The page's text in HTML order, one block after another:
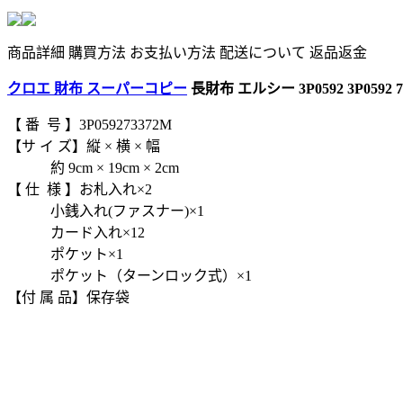
商品詳細 購買方法 お支払い方法 配送について 返品返金
クロエ 財布 スーパーコピー 長財布 エルシー 3P0592 3P0592
【 番 号 】3P059273372M
【サ イ ズ】縦 × 横 × 幅
約 9cm × 19cm × 2cm
【 仕 様 】お札入れ×2
小銭入れ(ファスナー)×1
カード入れ×12
ポケット×1
ポケット（ターンロック式）×1
【付 属 品】保存袋